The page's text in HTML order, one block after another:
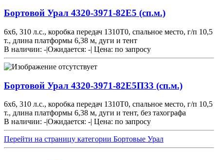
Бортовой Урал 4320-3971-82Е5 (сп.м.)
6х6, 310 л.с., коробка передач 1310T0, спальное место, г/п 10,5
т., длина платформы 6,38 м, дуги и тент
В наличии: -|Ожидается: -| Цена: по запросу
Бортовой Урал 4320-3971-82Е5П33 (сп.м.)
6х6, 310 л.с., коробка передач 1310T0, спальное место, г/п 10,5
т., длина платформы 6,38 м, дуги и тент, без тахографа
В наличии: -|Ожидается: -| Цена: по запросу
Перейти на страницу категории Бортовые Урал